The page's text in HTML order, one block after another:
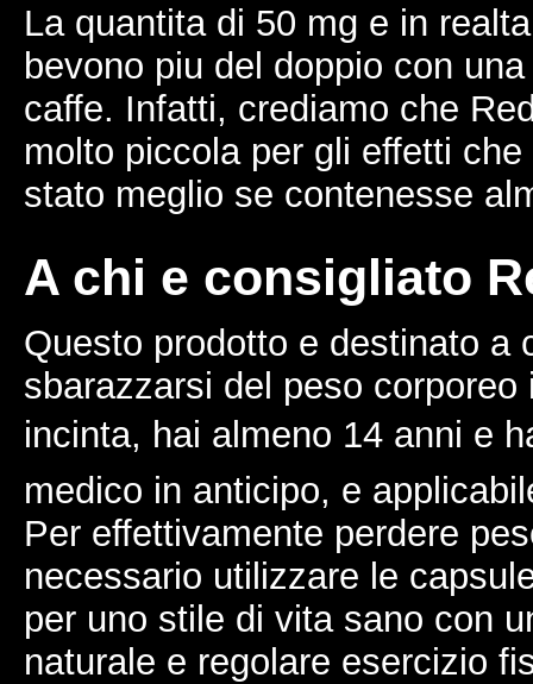
La quantita di 50 mg e in
bevono piu del doppio con
caffe. Infatti, crediamo che
molto piccola per gli effetti
stato meglio se contenesse
A chi e consigliato
Questo prodotto e destinato a
sbarazzarsi del peso
incinta, hai almeno 14 anni e
medico in anticipo, e
Per effettivamente perdere
necessario utilizzare le
per uno stile di vita sano con
naturale e regolare esercizio